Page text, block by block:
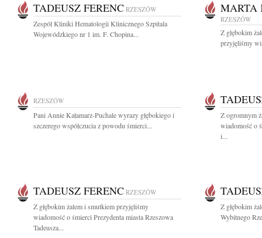
TADEUSZ FERENC RZESZÓW
Zespół Kliniki Hematologii Klinicznego Szpitala
Wojewódzkiego nr 1 im. F. Chopina...
MARTA
RZESZÓW
Z głębokim
przyjęliśmy
RZESZÓW
Pani Annie Kałamarz-Puchale wyrazy głębokiego i
szczerego współczucia z powodu śmierci...
Z ogromnym
wiadomość o
i...
TADEUSZ FERENC RZESZÓW
Z głębokim żalem i smutkiem przyjęliśmy
wiadomość o śmierci Prezydenta miasta Rzeszowa
Tadeusza...
Z głębokim
Wybitnego